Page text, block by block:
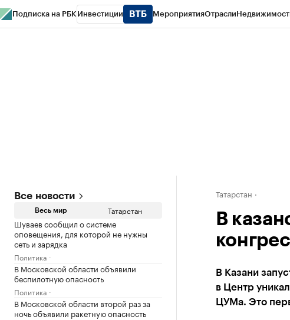
Подписка на РБК Инвестиции МероприятияОтрасли
Все новости
Весь мир Татарстан
Шуваев сообщил о системе
оповещения, для которой не нужны
сеть и зарядка
Политика
В Московской области объявили
беспилотную опасность
Политика
В Московской области второй раз за
ночь объявили ракетную опасность
Татарстан
В
В Казани
в Центр
ЦУМа. Это